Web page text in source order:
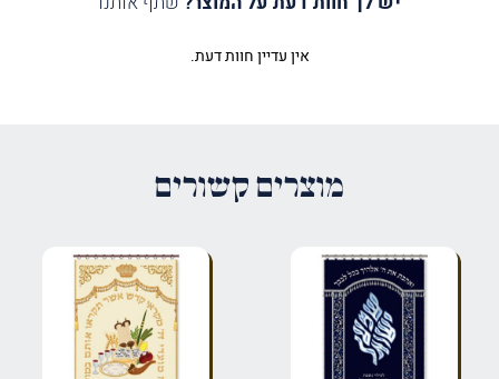
הביקורת שלך*
אין עדיין חוות דעת.
מוצרים קשורים